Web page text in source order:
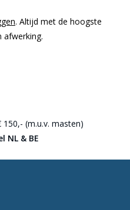
. Altijd met de hoogste
afwerking.
150,- (m.u.v. masten)
NL & BE